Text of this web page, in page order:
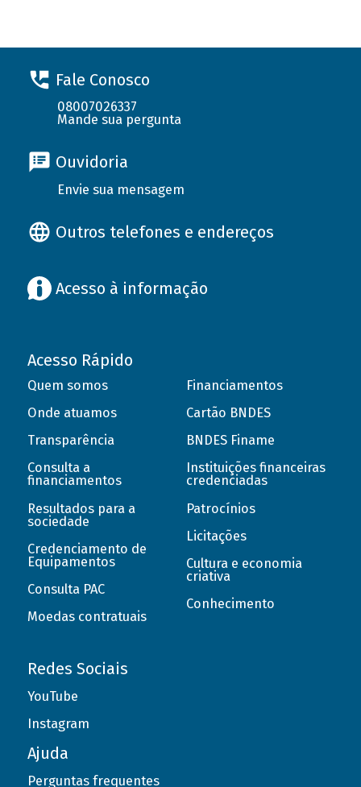
Fale Conosco
08007026337
Mande sua pergunta
Ouvidoria
Envie sua mensagem
Outros telefones e endereços
Acesso à informação
Acesso Rápido
Quem somos
Onde atuamos
Transparência
Consulta a
financiamentos
Resultados para a
sociedade
Credenciamento de
Equipamentos
Consulta PAC
Moedas contratuais
Financiamentos
Cartão BNDES
BNDES Finame
Instituições financeiras
credenciadas
Patrocínios
Licitações
Cultura e economia
criativa
Conhecimento
Redes Sociais
YouTube
Instagram
Ajuda
Perguntas frequentes